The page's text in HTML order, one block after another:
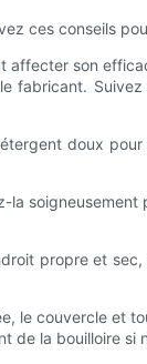
ces conseils
affecter son
fabricant.
doux
soigneusement
propre et sec,
le couvercle et
de la bouilloire si